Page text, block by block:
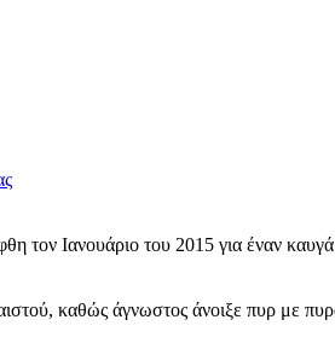
τον Ιανουάριο του 2015 για έναν
καθώς άγνωστος άνοιξε πυρ με